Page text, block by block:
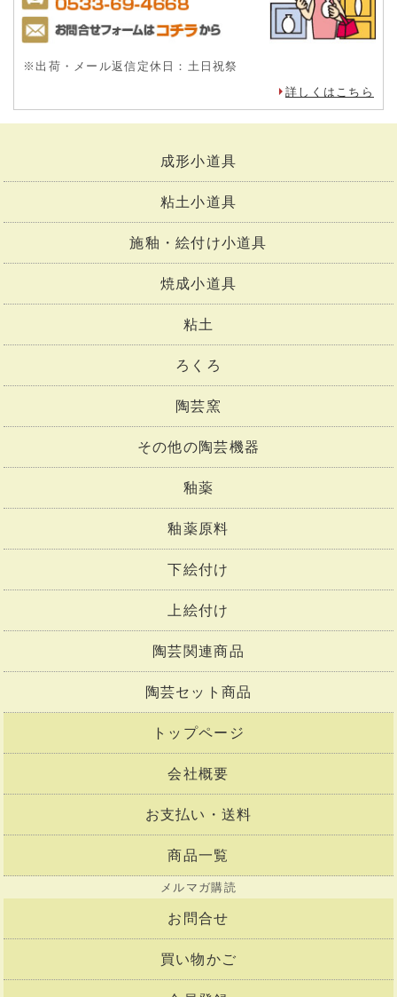
※出荷・メール返信定休日：土日祝祭
詳しくはこちら
成形小道具
粘土小道具
施釉・絵付け小道具
焼成小道具
粘土
ろくろ
陶芸窯
その他の陶芸機器
釉薬
釉薬原料
下絵付け
上絵付け
陶芸関連商品
陶芸セット商品
トップページ
会社概要
お支払い・送料
商品一覧
メルマガ購読
お問合せ
買い物かご